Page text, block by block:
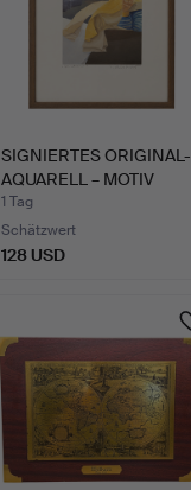
SIGNIERTES ORIGINAL-
AQUARELL – MOTIV
"INDI…
1 Tag
Schätzwert
128 USD